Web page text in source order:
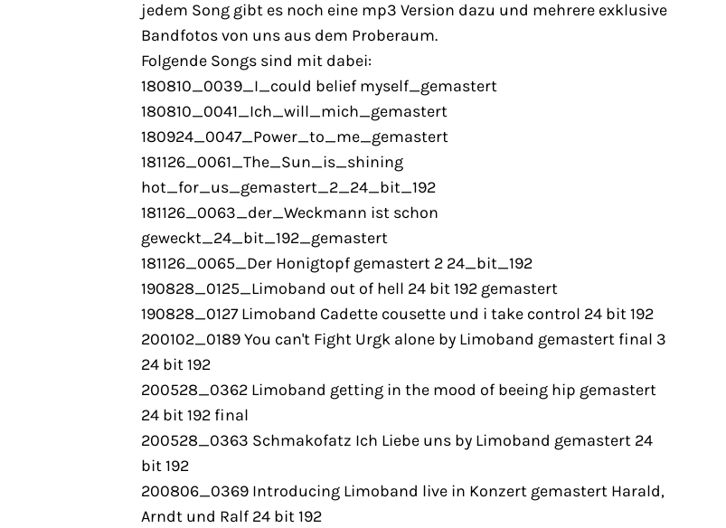
jedem Song gibt es noch eine mp3 Version dazu und mehrere exklusive
Bandfotos von uns aus dem Proberaum.
Folgende Songs sind mit dabei:
180810_0039_I_could belief myself_gemastert
180810_0041_Ich_will_mich_gemastert
180924_0047_Power_to_me_gemastert
181126_0061_The_Sun_is_shining
hot_for_us_gemastert_2_24_bit_192
181126_0063_der_Weckmann ist schon
geweckt_24_bit_192_gemastert
181126_0065_Der Honigtopf gemastert 2 24_bit_192
190828_0125_Limoband out of hell 24 bit 192 gemastert
190828_0127 Limoband Cadette cousette und i take control 24 bit 192
200102_0189 You can't Fight Urgk alone by Limoband gemastert final 3
24 bit 192
200528_0362 Limoband getting in the mood of beeing hip gemastert
24 bit 192 final
200528_0363 Schmakofatz Ich Liebe uns by Limoband gemastert 24
bit 192
200806_0369 Introducing Limoband live in Konzert gemastert Harald,
Arndt und Ralf 24 bit 192